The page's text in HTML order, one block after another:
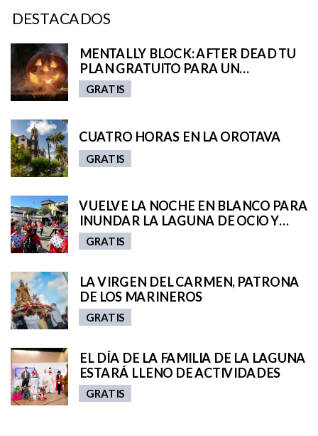
DESTACADOS
MENTALLY BLOCK: AFTER DEAD TU
PLAN GRATUITO PARA UN
HALLOWEEN TENEBROSO
GRATIS
CUATRO HORAS EN LA OROTAVA
GRATIS
VUELVE LA NOCHE EN BLANCO PARA
INUNDAR LA LAGUNA DE OCIO Y
ACTIVIDADES
GRATIS
LA VIRGEN DEL CARMEN, PATRONA
DE LOS MARINEROS
GRATIS
EL DÍA DE LA FAMILIA DE LA LAGUNA
ESTARÁ LLENO DE ACTIVIDADES
GRATIS